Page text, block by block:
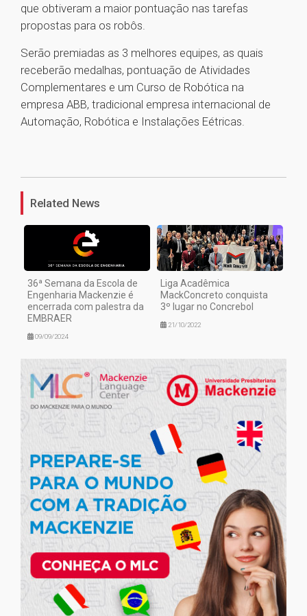
que obtiveram a maior pontuação nas tarefas
propostas para os robôs.
Serão premiadas as 3 melhores equipes, as quais
receberão medalhas, pontuação de Atividades
Complementares e um Curso de Robótica na
empresa ABB, tradicional empresa internacional de
Automação, Robótica e Instalações Eétricas.
Related News
36ª Semana da Escola de
Engenharia Mackenzie é
encerrada com palestra da
EMBRAER
09/09/2024
Liga Acadêmica
MackConcreto conquista
3º lugar no Concrebol
21/10/2022